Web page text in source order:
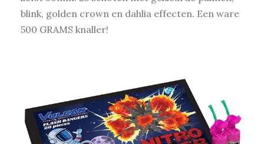
blink, golden crown en dahlia effecten. Een ware
500 GRAMS knaller!